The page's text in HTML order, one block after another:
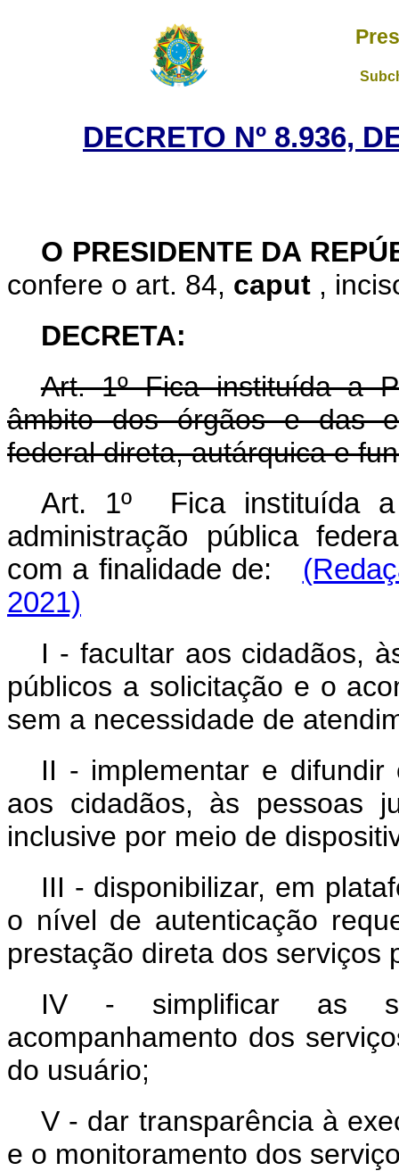
DECRETO Nº 8.936,
O PRESIDENTE DA
confere o art. 84, caput ,
DECRETA:
Art. 1º Fica instituída a
âmbito dos órgãos e das
federal direta, autárquica e
Art. 1º Fica instituída a
administração pública
com a finalidade de:
2021)
I - facultar aos cidadãos,
públicos a solicitação e o
sem a necessidade de
II - implementar e
aos cidadãos, às pessoas
inclusive por meio de
III - disponibilizar, em
o nível de autenticação
prestação direta dos serviços
IV - simplificar as
acompanhamento dos
do usuário;
V - dar transparência à
e o monitoramento dos